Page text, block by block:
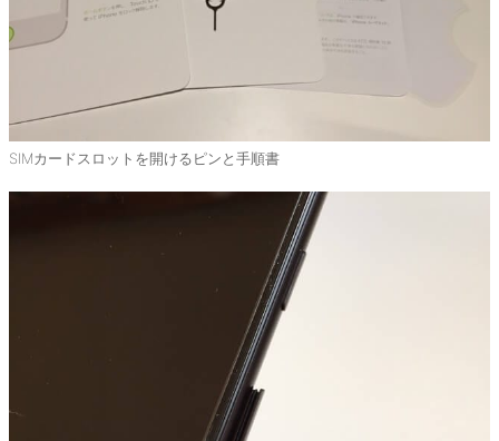
SIMカードスロットを開けるピンと手順書